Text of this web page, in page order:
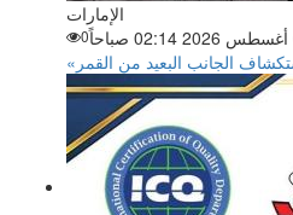
الإمارات
0